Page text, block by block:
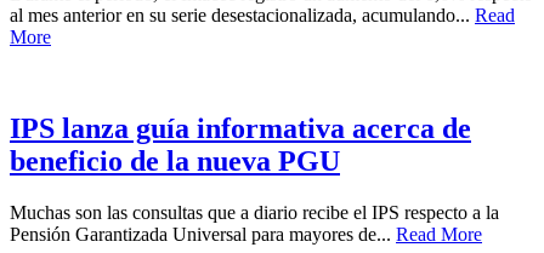
al mes anterior en su serie desestacionalizada, acumulando... Read
More
IPS lanza guía informativa acerca de
beneficio de la nueva PGU
Muchas son las consultas que a diario recibe el IPS respecto a la
Pensión Garantizada Universal para mayores de... Read More